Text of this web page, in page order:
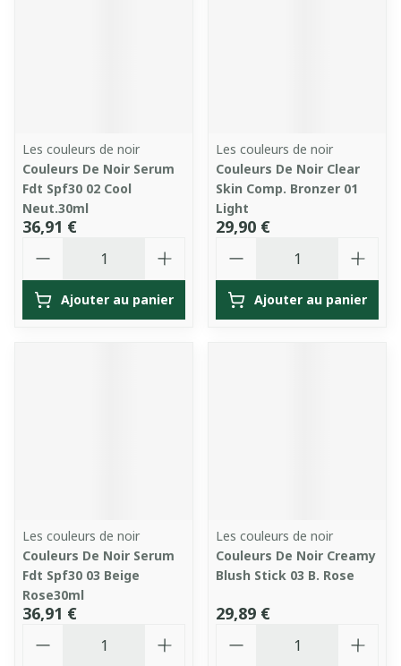
Les couleurs de noir
Couleurs De Noir Serum
Fdt Spf30 02 Cool
Neut.30ml
36,91 €
Ajouter au panier
Les couleurs de noir
Couleurs De Noir Clear
Skin Comp. Bronzer 01
Light
29,90 €
Ajouter au panier
Les couleurs de noir
Couleurs De Noir Serum
Fdt Spf30 03 Beige
Rose30ml
36,91 €
Les couleurs de noir
Couleurs De Noir Creamy
Blush Stick 03 B. Rose
29,89 €